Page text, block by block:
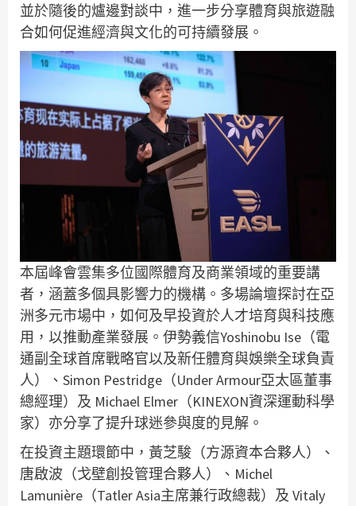
並於隨後的爐邊對談中，進一步分享體育與旅遊融
合如何促進經濟與文化的可持續發展。
本屆峰會雲集多位國際體育及商業領域的重要講
者，涵蓋多個具影響力的機構。多場論壇探討在亞
洲多元市場中，如何及早投資於人才培育與科技應
用，以推動產業發展。伊勢義信Yoshinobu Ise（電
通副全球首席戰略官以及新任體育與娛樂全球負責
人）、Simon Pestridge（Under Armour亞太區董事
總經理）及 Michael Elmer（KINEXON資深運動科學
家）亦分享了提升球迷參與度的見解。
在投資主題環節中，黃芝駿（方源資本合夥人）、
唐啟波（戈壁創投管理合夥人）、Michel
Lamunière（Tatler Asia主席兼行政總裁）及 Vitaly